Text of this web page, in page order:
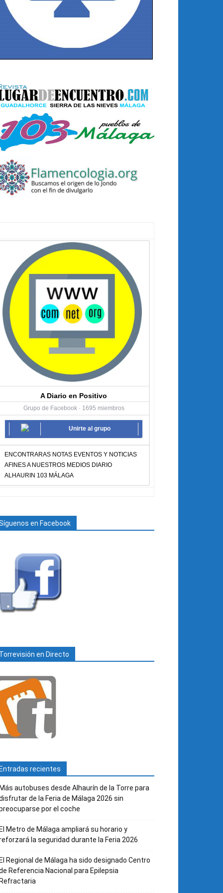
A Diario en Positivo
Grupo de Facebook · 1695 miembros
Unirte al grupo
ENCONTRARAS NOTAS EVENTOS Y NOTICIAS
AFINES A NUESTROS MEDIOS DIARIO
ALHAURIN 103 MÁLAGA
en Facebook
en Directo
recientes
autobuses desde Alhaurín de la Torre para
de la Feria de Málaga 2026 sin
por el coche
Metro de Málaga ampliará su horario y
la seguridad durante la Feria 2026
Regional de Málaga ha sido designado Centro
Referencia Nacional para Epilepsia